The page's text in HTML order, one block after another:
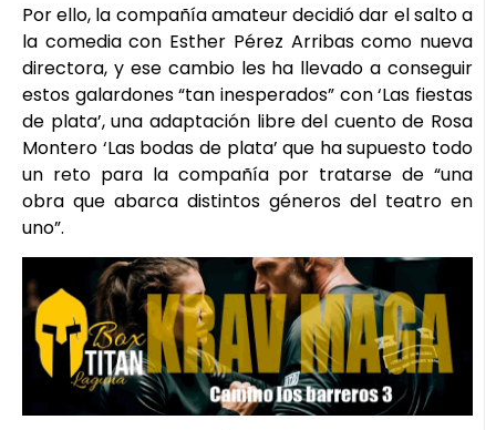
Por ello, la compañía amateur decidió dar el salto a
la comedia con Esther Pérez Arribas como nueva
directora, y ese cambio les ha llevado a conseguir
estos galardones “tan inesperados” con ‘Las fiestas
de plata’, una adaptación libre del cuento de Rosa
Montero ‘Las bodas de plata’ que ha supuesto todo
un reto para la compañía por tratarse de “una
obra que abarca distintos géneros del teatro en
uno”.